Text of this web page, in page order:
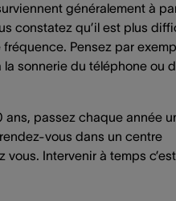
généralement à
constatez qu’il est plus
Pensez par
sonnerie du téléphone ou
ans, passez chaque année
vous dans un centre
Intervenir à temps c’est